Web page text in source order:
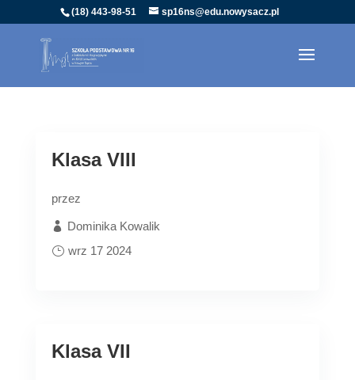
(18) 443-98-51 sp16ns@edu.nowysacz.pl
Klasa VIII
przez
Dominika Kowalik
wrz 17 2024
Klasa VII